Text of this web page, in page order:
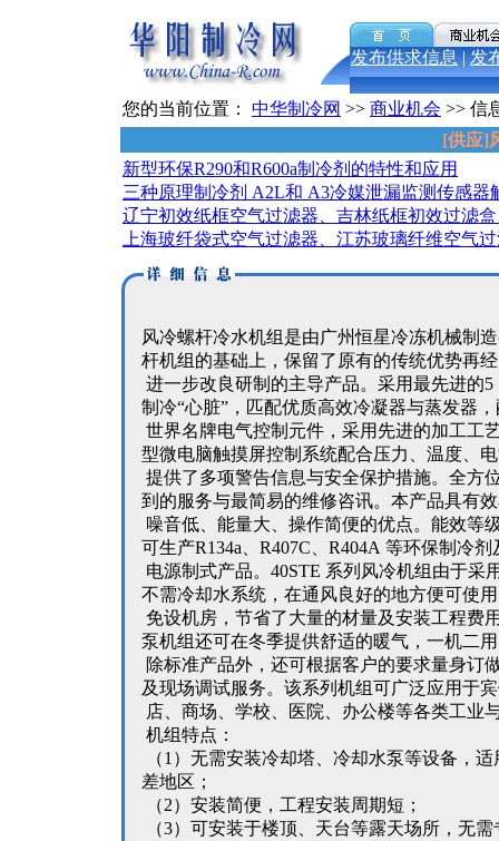
发布供求信息 | 发
您的当前位置： 中华制冷网 >> 商业机会 >> 信
[供应]
新型环保R290和R600a制冷剂的特性和应用
三种原理制冷剂 A2L和 A3冷媒泄漏监测传感器
辽宁初效纸框空气过滤器、吉林纸框初效过滤
上海玻纤袋式空气过滤器、江苏玻璃纤维空气
风冷螺杆冷水机组是由广州恒星冷冻机械制
杆机组的基础上，保留了原有的传统优势再经
进一步改良研制的主导产品。采用最先进的
制冷“心脏”，匹配优质高效冷凝器与蒸发器
世界名牌电气控制元件，采用先进的加工工
型微电脑触摸屏控制系统配合压力、温度、
提供了多项警告信息与安全保护措施。全方
到的服务与最简易的维修咨讯。本产品具有
噪音低、能量大、操作简便的优点。能效等
可生产R134a、R407C、R404A 等环保制冷剂
电源制式产品。40STE 系列风冷机组由于采
不需冷却水系统，在通风良好的地方便可使
免设机房，节省了大量的材量及安装工程费
泵机组还可在冬季提供舒适的暖气，一机二
除标准产品外，还可根据客户的要求量身订
及现场调试服务。该系列机组可广泛应用于
店、商场、学校、医院、办公楼等各类工业
机组特点：
（1）无需安装冷却塔、冷却水泵等设备，
差地区；
（2）安装简便，工程安装周期短；
（3）可安装于楼顶、天台等露天场所，无